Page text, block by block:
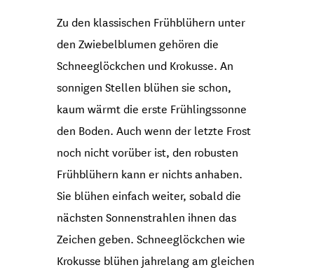
Zu den klassischen Frühblühern unter
den Zwiebelblumen gehören die
Schneeglöckchen und Krokusse. An
sonnigen Stellen blühen sie schon,
kaum wärmt die erste Frühlingssonne
den Boden. Auch wenn der letzte Frost
noch nicht vorüber ist, den robusten
Frühblühern kann er nichts anhaben.
Sie blühen einfach weiter, sobald die
nächsten Sonnenstrahlen ihnen das
Zeichen geben. Schneeglöckchen wie
Krokusse blühen jahrelang am gleichen